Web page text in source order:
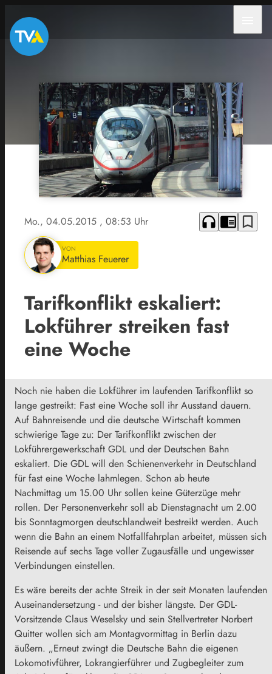
Mo., 04.05.2015 , 08:53 Uhr headphones chrome_reader_mode bookmark_border
VON
Matthias Feuerer
Tarifkonflikt eskaliert:
Lokführer streiken fast
eine Woche
Noch nie haben die Lokführer im laufenden Tarifkonflikt so
lange gestreikt: Fast eine Woche soll ihr Ausstand dauern.
Auf Bahnreisende und die deutsche Wirtschaft kommen
schwierige Tage zu: Der Tarifkonflikt zwischen der
Lokführergewerkschaft GDL und der Deutschen Bahn
eskaliert. Die GDL will den Schienenverkehr in Deutschland
für fast eine Woche lahmlegen. Schon ab heute
Nachmittag um 15.00 Uhr sollen keine Güterzüge mehr
rollen. Der Personenverkehr soll ab Dienstagnacht um 2.00
bis Sonntagmorgen deutschlandweit bestreikt werden. Auch
wenn die Bahn an einem Notfallfahrplan arbeitet, müssen sich
Reisende auf sechs Tage voller Zugausfälle und ungewisser
Verbindungen einstellen.
Es wäre bereits der achte Streik in der seit Monaten laufenden
Auseinandersetzung - und der bisher längste. Der GDL-
Vorsitzende Claus Weselsky und sein Stellvertreter Norbert
Quitter wollen sich am Montagvormittag in Berlin dazu
äußern. „Erneut zwingt die Deutsche Bahn die eigenen
Lokomotivführer, Lokrangierführer und Zugbegleiter zum